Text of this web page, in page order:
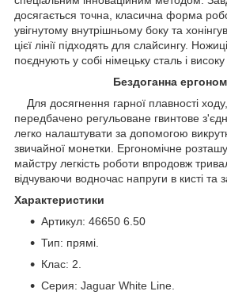
досягається точна, класична форма
увігнутому внутрішньому боку та
цієї лінії підходять для слайсингу.
поєднують у собі німецьку сталь і високу
Бездоганна
Для досягнення гарної плавності
передбачено регульоване гвинтове
легко налаштувати за допомогою
звичайної монетки. Ергономічне
майстру легкість роботи впродовж
відчуваючи водночас напруги в кисті та
Характеристики
Артикул: 46650 6.50
Тип: прямі.
Клас: 2.
Серия: Jaguar White Line.